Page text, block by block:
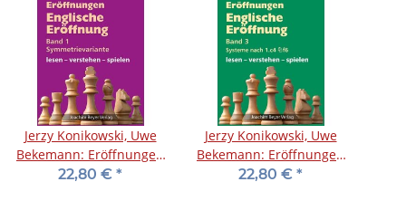
Jerzy Konikowski, Uwe
Bekemann: Eröffnungen
- Englische Eröffnung
22,80 € *
Jerzy Konikowski, Uwe
Bekemann: Eröffnungen
- Englische Eröffnung
22,80 € *